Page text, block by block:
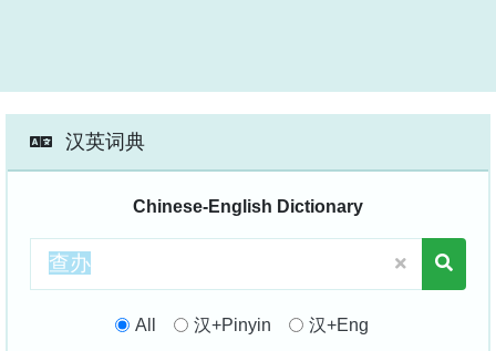
汉英词典
Chinese-English Dictionary
All 汉+Pinyin 汉+Eng